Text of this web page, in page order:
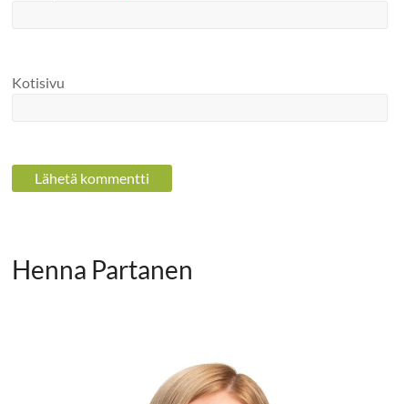
Kotisivu
Henna Partanen